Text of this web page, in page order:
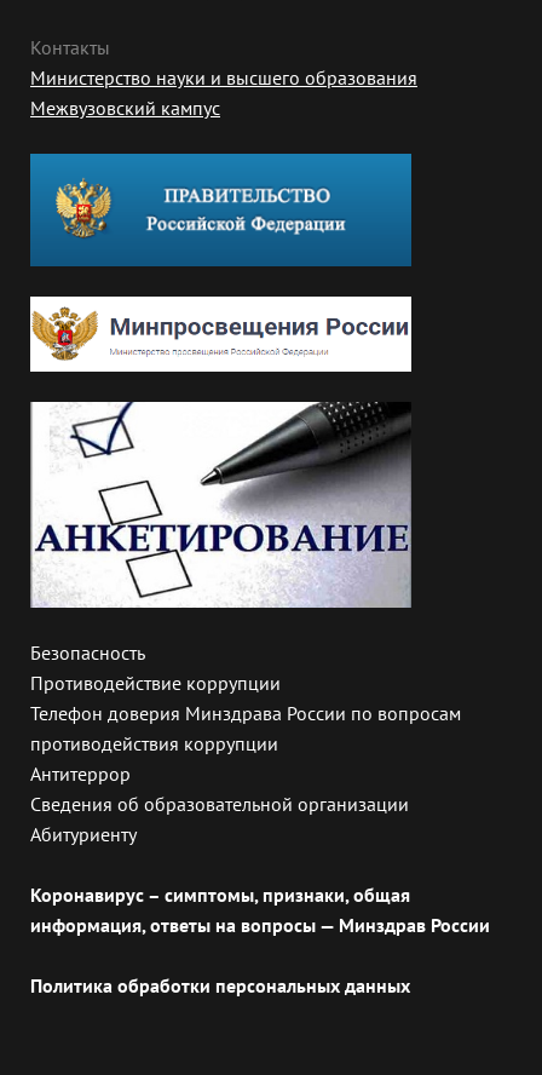
Контакты
Министерство науки и высшего образования
Межвузовский кампус
Безопасность
Противодействие коррупции
Телефон доверия Минздрава России по вопросам
противодействия коррупции
Антитеррор
Сведения об образовательной организации
Абитуриенту
Коронавирус – симптомы, признаки, общая
информация, ответы на вопросы — Минздрав России
Политика обработки персональных данных